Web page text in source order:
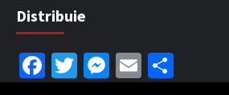
Distribuie
Facebook
Twitter
Messenger
Email